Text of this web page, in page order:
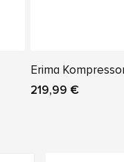
Erima
219,99 €